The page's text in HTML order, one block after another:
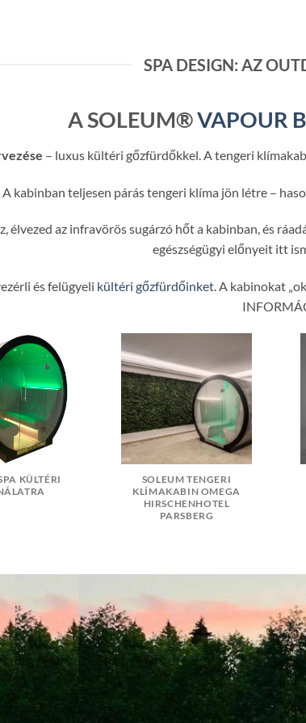
SPA DESIGN: AZ
A SOLEUM®VAPOUR
– luxus kültéri gőzfürdőkkel. A tengeri
A kabinban teljesen párás tengeri klíma jön létre –
élvezed az infravörös sugárzó hőt a kabinban, és
egészségügyi előnyeit itt
és felügyeli kültéri gőzfürdőinket. A kabinokat
KÜLTÉRI
SOLEUM TENGERI
KLÍMAKABIN OMEGA
HIRSCHENHOTEL
PARSBERG